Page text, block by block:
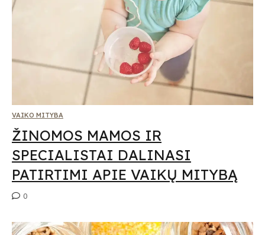
VAIKO MITYBA
ŽINOMOS MAMOS IR
SPECIALISTAI DALINASI
PATIRTIMI APIE VAIKŲ MITYBĄ
0